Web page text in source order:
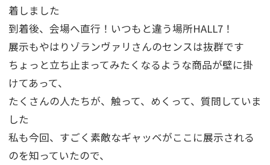
着しました
到着後、会場へ直行！いつもと違う場所HALL7！
展示もやはりゾランヴァリさんのセンスは抜群です
ちょっと立ち止まってみたくなるような商品が壁に掛
けてあって、
たくさんの人たちが、触って、めくって、質問していま
した
私も今回、すごく素敵なギャッベがここに展示される
のを知っていたので、